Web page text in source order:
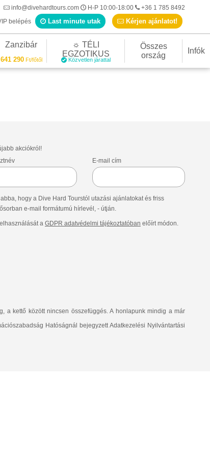
info@divehardtours.com H-P 10:00-18:00
+36 1 785 8492
belépés
Last minute utak Kérjen ajánlatot!
Zanzibár
641 290Ft/főtől
☼ TÉLI
EGZOTIKUS
Közvetlen járattal
Összes
ország
Infók
akciókról!
E-mail cím
hogy a Dive Hard Tourstól utazási ajánlatokat és friss
e-mail formátumú hírlevél, - útján.
a GDPR adatvédelmi tájékoztatóban előírt módon.
kettő között nincsen összefüggés. A honlapunk mindig a már
Hatóságnál bejegyzett Adatkezelési Nyilvántartási